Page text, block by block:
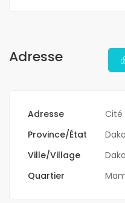
Adresse
Adresse
Cité
Province/État
Ville/Village
Quartier